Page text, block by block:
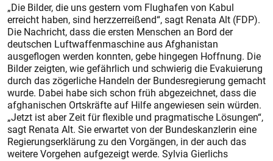
„Die Bilder, die uns gestern vom Flughafen von Kabul
erreicht haben, sind herzzerreißend“, sagt Renata Alt (FDP).
Die Nachricht, dass die ersten Menschen an Bord der
deutschen Luftwaffenmaschine aus Afghanistan
ausgeflogen werden konnten, gebe hingegen Hoffnung. Die
Bilder zeigten, wie gefährlich und schwierig die Evakuierung
durch das zögerliche Handeln der Bundesregierung gemacht
wurde. Dabei habe sich schon früh abgezeichnet, dass die
afghanischen Ortskräfte auf Hilfe angewiesen sein würden.
„Jetzt ist aber Zeit für flexible und pragmatische Lösungen“,
sagt Renata Alt. Sie erwartet von der Bundeskanzlerin eine
Regierungserklärung zu den Vorgängen, in der auch das
weitere Vorgehen aufgezeigt werde. Sylvia Gierlichs